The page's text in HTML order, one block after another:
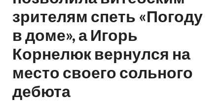
зрителям спеть «Погоду
в доме», а Игорь
Корнелюк вернулся на
место своего сольного
дебюта